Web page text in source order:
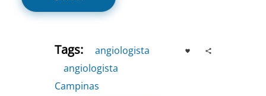
Tags: angiologista
angiologista
Campinas